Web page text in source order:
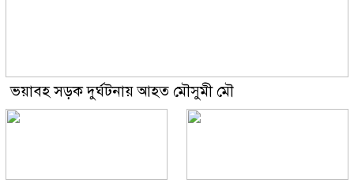
ভয়াবহ সড়ক দুর্ঘটনায় আহত মৌসুমী মৌ